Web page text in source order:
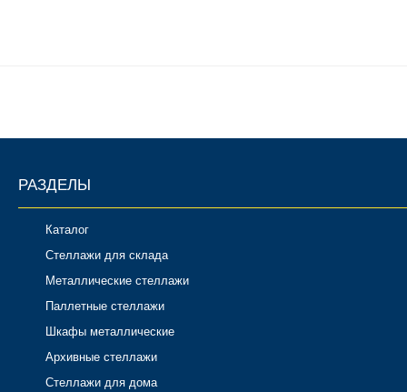
РАЗДЕЛЫ
Каталог
Стеллажи для склада
Металлические стеллажи
Паллетные стеллажи
Шкафы металлические
Архивные стеллажи
Стеллажи для дома